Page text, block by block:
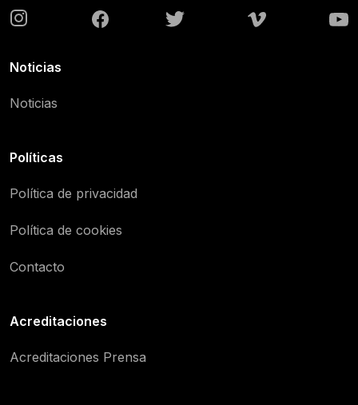
Noticias
Noticias
Políticas
Política de privacidad
Política de cookies
Contacto
Acreditaciones
Acreditaciones Prensa